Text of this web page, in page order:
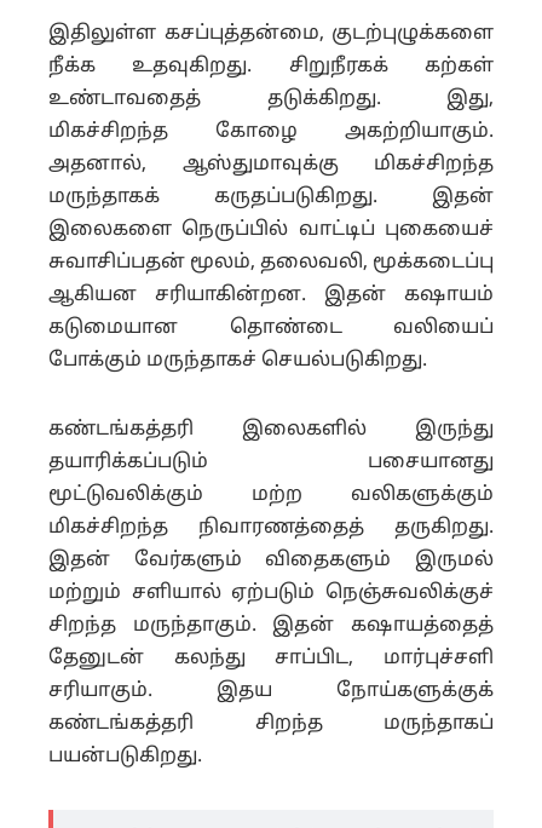
இதிலுள்ள கசப்புத்தன்மை, குடற்புழுக்களை
நீக்க உதவுகிறது. சிறுநீரகக் கற்கள்
உண்டாவதைத் தடுக்கிறது. இது,
மிகச்சிறந்த கோழை அகற்றியாகும்.
அதனால், ஆஸ்துமாவுக்கு மிகச்சிறந்த
மருந்தாகக் கருதப்படுகிறது. இதன்
இலைகளை நெருப்பில் வாட்டிப் புகையைச்
சுவாசிப்பதன் மூலம், தலைவலி, மூக்கடைப்பு
ஆகியன சரியாகின்றன. இதன் கஷாயம்
கடுமையான தொண்டை வலியைப்
போக்கும் மருந்தாகச் செயல்படுகிறது.
கண்டங்கத்தரி இலைகளில் இருந்து
தயாரிக்கப்படும் பசையானது
மூட்டுவலிக்கும் மற்ற வலிகளுக்கும்
மிகச்சிறந்த நிவாரணத்தைத் தருகிறது.
இதன் வேர்களும் விதைகளும் இருமல்
மற்றும் சளியால் ஏற்படும் நெஞ்சுவலிக்குச்
சிறந்த மருந்தாகும். இதன் கஷாயத்தைத்
தேனுடன் கலந்து சாப்பிட, மார்புச்சளி
சரியாகும். இதய நோய்களுக்குக்
கண்டங்கத்தரி சிறந்த மருந்தாகப்
பயன்படுகிறது.